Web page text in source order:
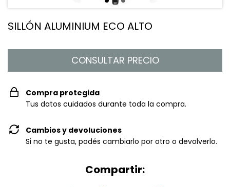
SILLÓN ALUMINIUM ECO ALTO
Compra protegida
Tus datos cuidados durante toda la compra.
Cambios y devoluciones
Si no te gusta, podés cambiarlo por otro o devolverlo.
Compartir: